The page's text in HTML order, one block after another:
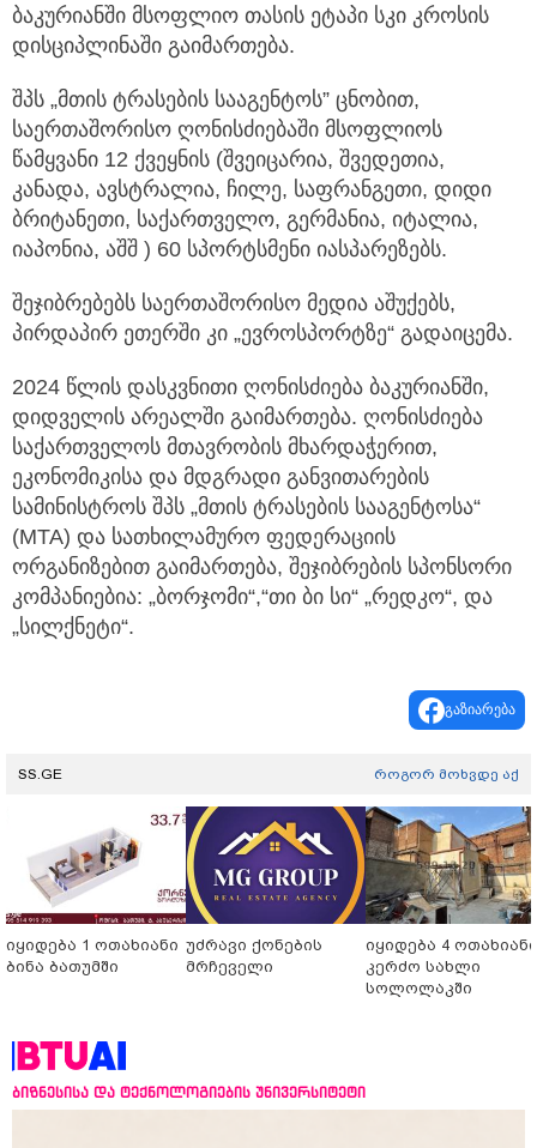
ბაკურიანში მსოფლიო თასის ეტაპი სკი კროსის
დისციპლინაში გაიმართება.
შპს „მთის ტრასების სააგენტოს” ცნობით,
საერთაშორისო ღონისძიებაში მსოფლიოს
წამყვანი 12 ქვეყნის (შვეიცარია, შვედეთია,
კანადა, ავსტრალია, ჩილე, საფრანგეთი, დიდი
ბრიტანეთი, საქართველო, გერმანია, იტალია,
იაპონია, აშშ ) 60 სპორტსმენი იასპარეზებს.
შეჯიბრებებს საერთაშორისო მედია აშუქებს,
პირდაპირ ეთერში კი „ევროსპორტზე“ გადაიცემა.
2024 წლის დასკვნითი ღონისძიება ბაკურიანში,
დიდველის არეალში გაიმართება. ღონისძიება
საქართველოს მთავრობის მხარდაჭერით,
ეკონომიკისა და მდგრადი განვითარების
სამინისტროს შპს „მთის ტრასების სააგენტოსა“
(MTA) და სათხილამურო ფედერაციის
ორგანიზებით გაიმართება, შეჯიბრების სპონსორი
კომპანიებია: „ბორჯომი“,“თი ბი სი“ „რედკო“, და
„სილქნეტი“.
გაზიარება
SS.GE როგორ მოხვდე აქ
იყიდება 1 ოთახიანი
ბინა ბათუმში
უძრავი ქონების
მრჩეველი
იყიდება 4 ოთახიანი
კერძო სახლი
სოლოლაკში
ბიზნესისა და ტექნოლოგიების უნივერსიტეტი